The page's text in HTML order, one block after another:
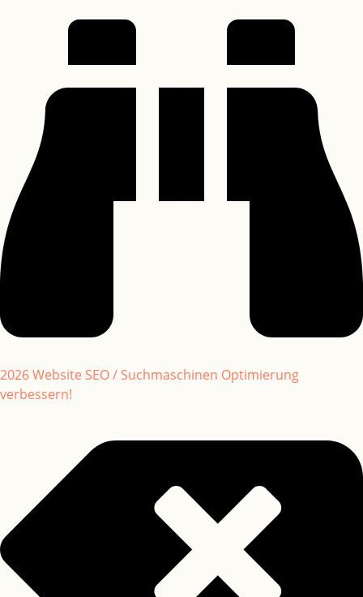
2026 Website SEO / Suchmaschinen Optimierung
verbessern!